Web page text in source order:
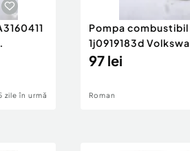
zile în urmă
Pompa
1j0919183d
97 lei
Roman